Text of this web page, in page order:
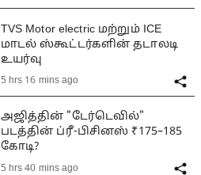
TVS Motor electric மற்றும் ICE
மாடல் ஸ்கூட்டர்களின் தடாலடி
உயர்வு
5 hrs 16 mins ago
அஜித்தின் "டேர்டெவில்"
படத்தின் ப்ரீ-பிசினஸ் ₹175–185
கோடி?
5 hrs 40 mins ago